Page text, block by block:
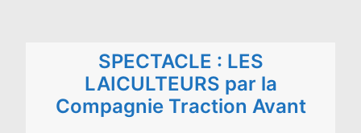
SPECTACLE : LES
LAICULTEURS par la
Compagnie Traction Avant